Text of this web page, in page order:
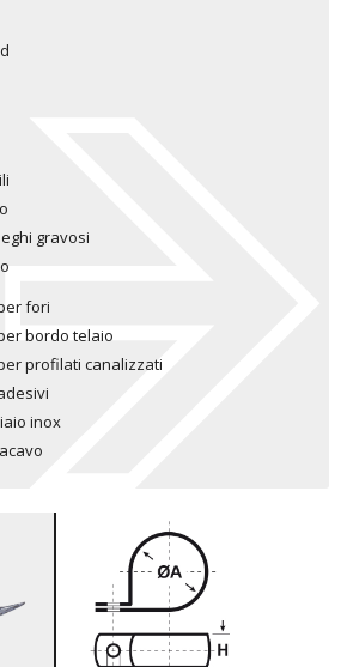
gravosi
fori
bordo telaio
profilati canalizzati
inox